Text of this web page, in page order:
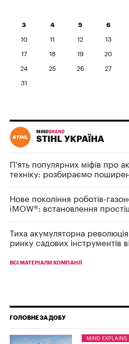
3 4 5 6
10 11 12 13
17 18 19 20
24 25 26 27
31
MIND BRAND
STIHL УКРАЇНА
П'ять популярних міфів про
техніку: розбираємо
Нове покоління роботів-
iMOW®: встановлення
Тиха акумуляторна
ринку садових інструментів
ВСІ МАТЕРІАЛИ КОМПАНІЇ
ГОЛОВНЕ ЗА ДОБУ
MIND EXPLAINS